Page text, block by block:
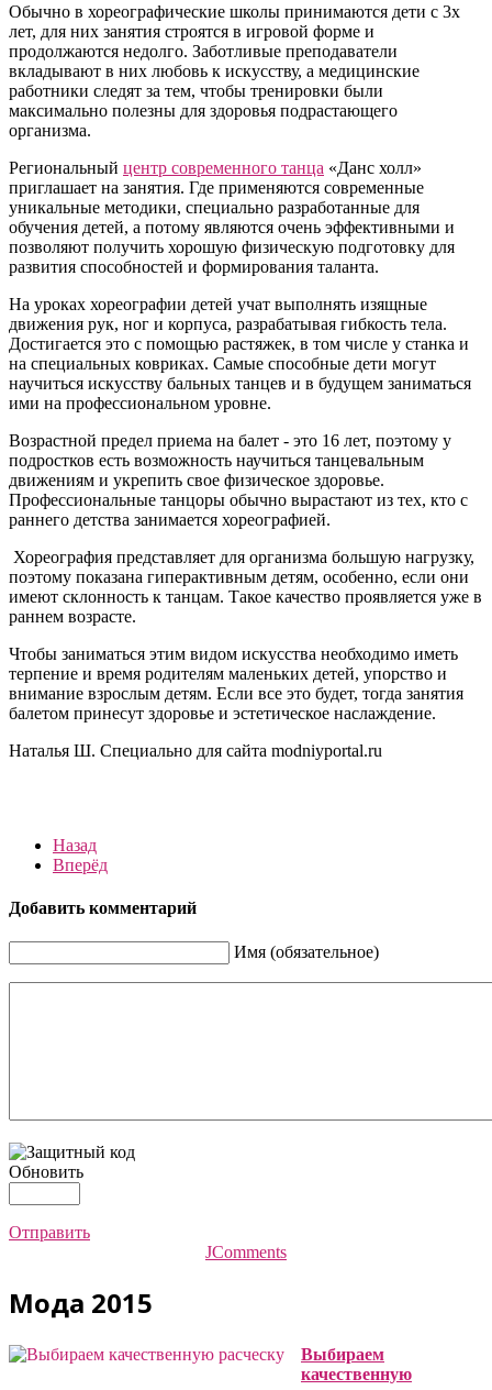
Обычно в хореографические школы принимаются дети с 3х
лет, для них занятия строятся в игровой форме и
продолжаются недолго. Заботливые преподаватели
вкладывают в них любовь к искусству, а медицинские
работники следят за тем, чтобы тренировки были
максимально полезны для здоровья подрастающего
организма.
Региональный центр современного танца «Данс холл»
приглашает на занятия. Где применяются современные
уникальные методики, специально разработанные для
обучения детей, а потому являются очень эффективными и
позволяют получить хорошую физическую подготовку для
развития способностей и формирования таланта.
На уроках хореографии детей учат выполнять изящные
движения рук, ног и корпуса, разрабатывая гибкость тела.
Достигается это с помощью растяжек, в том числе у станка и
на специальных ковриках. Самые способные дети могут
научиться искусству бальных танцев и в будущем заниматься
ими на профессиональном уровне.
Возрастной предел приема на балет - это 16 лет, поэтому у
подростков есть возможность научиться танцевальным
движениям и укрепить свое физическое здоровье.
Профессиональные танцоры обычно вырастают из тех, кто с
раннего детства занимается хореографией.
Хореография представляет для организма большую нагрузку,
поэтому показана гиперактивным детям, особенно, если они
имеют склонность к танцам. Такое качество проявляется уже в
раннем возрасте.
Чтобы заниматься этим видом искусства необходимо иметь
терпение и время родителям маленьких детей, упорство и
внимание взрослым детям. Если все это будет, тогда занятия
балетом принесут здоровье и эстетическое наслаждение.
Наталья Ш. Специально для сайта modniyportal.ru
Назад
Вперёд
Добавить комментарий
Имя (обязательное)
Обновить
Отправить
JComments
Мода 2015
Выбираем
качественную